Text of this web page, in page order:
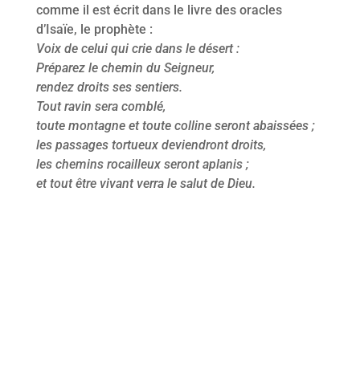
comme il est écrit dans le livre des oracles
d’Isaïe, le prophète :
Voix de celui qui crie dans le désert :
Préparez le chemin du Seigneur,
rendez droits ses sentiers.
Tout ravin sera comblé,
toute montagne et toute colline seront abaissées ;
les passages tortueux deviendront droits,
les chemins rocailleux seront aplanis ;
et tout être vivant verra le salut de Dieu.